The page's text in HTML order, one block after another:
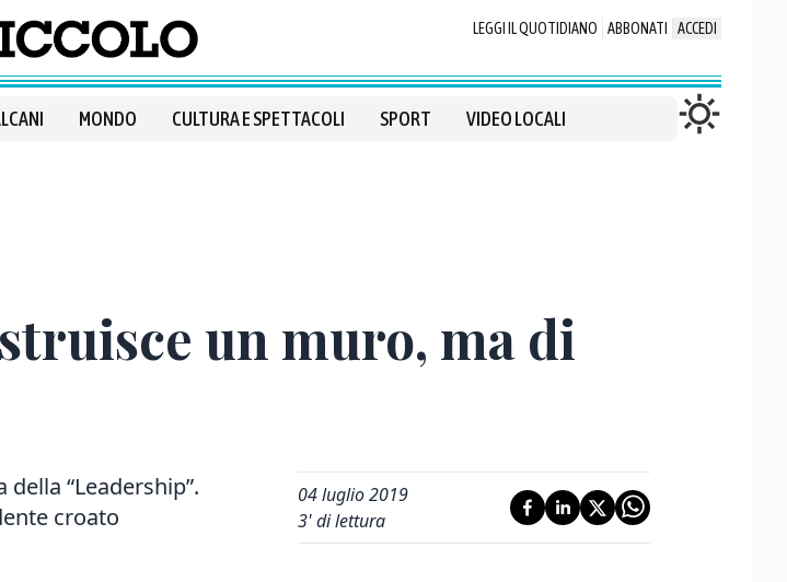
LEGGI IL QUOTIDIANO ABBONATI ACCEDI
MONDO CULTURA E SPETTACOLI SPORT VIDEO LOCALI
un muro, ma di
“Leadership”.
croato
04 luglio 2019
3' di lettura